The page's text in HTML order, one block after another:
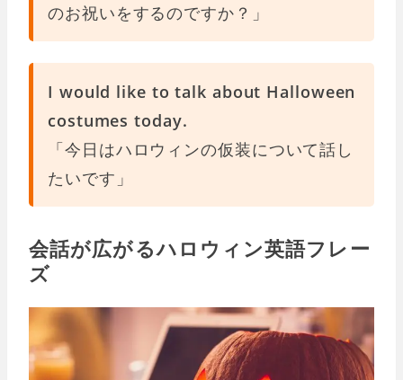
のお祝いをするのですか？」
I would like to talk about Halloween
costumes today.
「今日はハロウィンの仮装について話し
たいです」
会話が広がるハロウィン英語フレー
ズ